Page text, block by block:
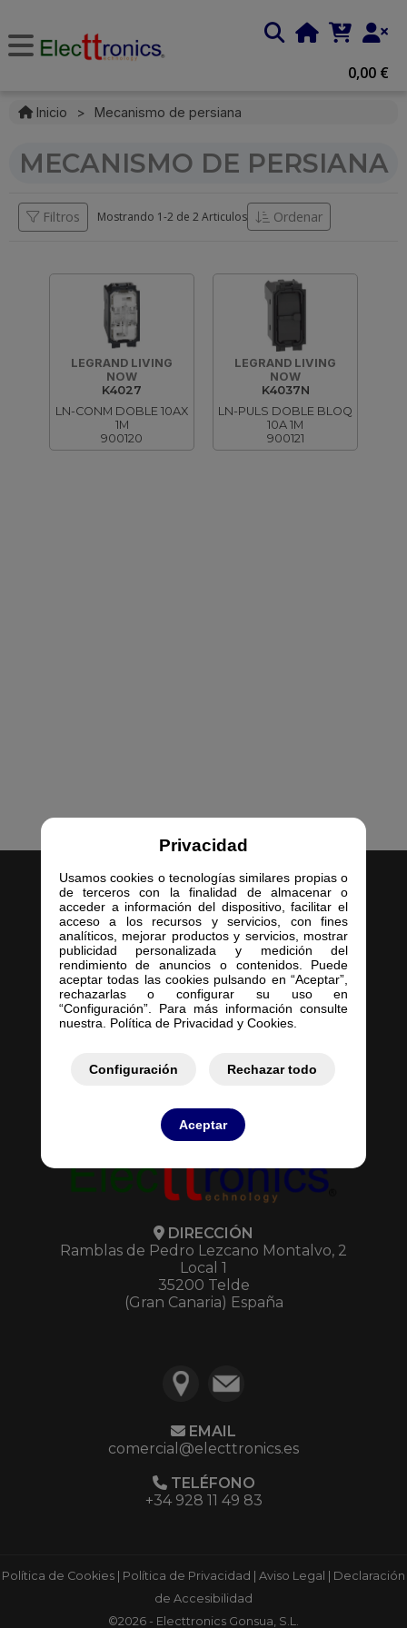
Privacidad
Usamos cookies o tecnologías similares propias o
de terceros con la finalidad de almacenar o
acceder a información del dispositivo, facilitar el
acceso a los recursos y servicios, con fines
analíticos, mejorar productos y servicios, mostrar
publicidad personalizada y medición del
rendimiento de anuncios o contenidos. Puede
aceptar todas las cookies pulsando en “Aceptar”,
rechazarlas o configurar su uso en
“Configuración”. Para más información consulte
nuestra. Política de Privacidad y Cookies.
Configuración Rechazar todo
Aceptar
0,00 €
Inicio > Mecanismo de persiana
MECANISMO DE PERSIANA
Filtros Mostrando 1-2 de 2 Articulos Ordenar
LEGRAND LIVING
NOW
K4027
LN-CONM DOBLE 10AX
1M
900120
LEGRAND LIVING
NOW
K4037N
LN-PULS DOBLE BLOQ
10A 1M
900121
Inicio
Empresa
Servicios
Contacto
Mis Presupuestos
DIRECCIÓN
Ramblas de Pedro Lezcano Montalvo, 2
Local 1
35200 Telde
(Gran Canaria) España
EMAIL
comercial@electtronics.es
TELÉFONO
+34 928 11 49 83
Política de Cookies Política de Privacidad Aviso Legal
Declaración
de Accesibilidad
©2026 - Electtronics Gonsua, S.L.